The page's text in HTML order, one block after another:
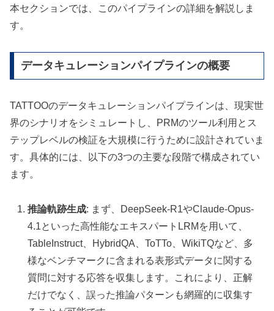
本セクションでは、このパイプラインの詳細を解説しま
す。
データキュレーションパイプラインの概要
TATTOOのデータキュレーションパイプラインは、現実世
界のシナリオをシミュレートし、PRMのツール利用とス
テップレベルの検証を大規模に行うために設計されていま
す。具体的には、以下の3つの主要な段階で構成されてい
ます。
推論軌跡生成: まず、DeepSeek-R1やClaude-Opus-
4.1といった高性能なエキスパートLRMを用いて、
TableInstruct、HybridQA、ToTTo、WikiTQなど、多
様なベンチマークに含まれる表形式データに関する
質問に対する応答を収集します。これにより、正解
だけでなく、誤った推論パターンも網羅的に収集す